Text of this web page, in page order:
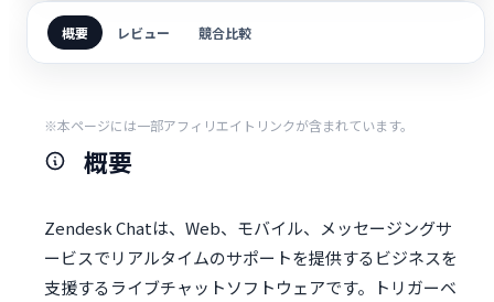
概要 レビュー 競合比較
※本ページには一部アフィリエイトリンクが含まれています。
概要
Zendesk Chatは、Web、モバイル、メッセージングサ
ービスでリアルタイムのサポートを提供するビジネスを
支援するライブチャットソフトウェアです。トリガーベ